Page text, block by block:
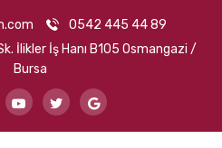
0542 445 44 89
İş Hanı B105 Osmangazi / Bursa